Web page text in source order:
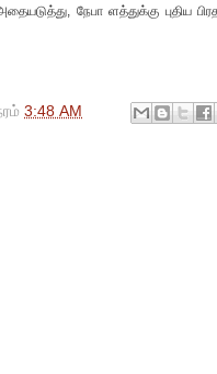
நேபா ளத்துக்கு புதிய
3:48 AM